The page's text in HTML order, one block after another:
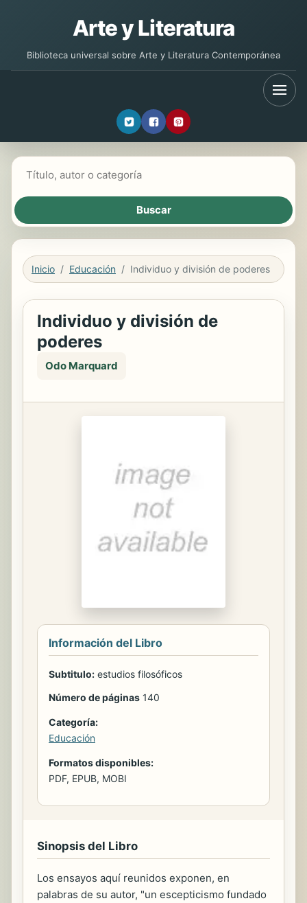
Arte y Literatura
Biblioteca universal sobre Arte y Literatura Contemporánea
Inicio Educación Individuo y división de poderes
Individuo y división de
poderes
Odo Marquard
Información del Libro
Subtitulo: estudios filosóficos
Número de páginas 140
Categoría:
Educación
Formatos disponibles:
PDF, EPUB, MOBI
Sinopsis del Libro
Los ensayos aquí reunidos exponen, en
palabras de su autor, "un escepticismo fundado